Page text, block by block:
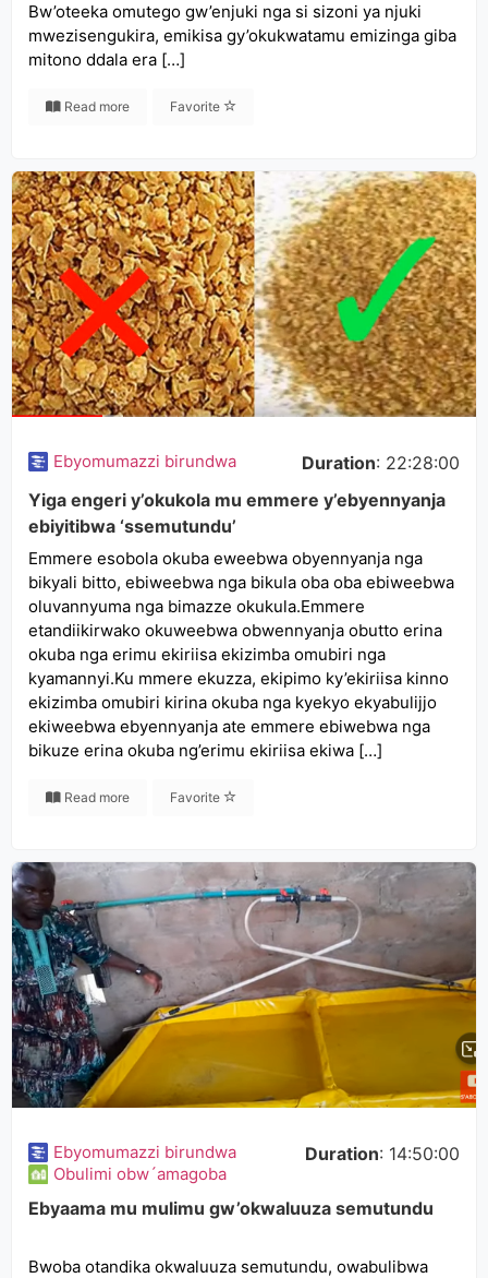
Bw’oteeka omutego gw’enjuki nga si sizoni ya njuki
mwezisengukira, emikisa gy’okukwatamu emizinga giba
mitono ddala era […]
Read more Favorite
Ebyomumazzi birundwa Duration: 22:28:00
Yiga engeri y’okukola mu emmere y’ebyennyanja
ebiyitibwa ‘ssemutundu’
Emmere esobola okuba eweebwa obyennyanja nga
bikyali bitto, ebiweebwa nga bikula oba oba ebiweebwa
oluvannyuma nga bimazze okukula.Emmere
etandiikirwako okuweebwa obwennyanja obutto erina
okuba nga erimu ekiriisa ekizimba omubiri nga
kyamannyi.Ku mmere ekuzza, ekipimo ky’ekiriisa kinno
ekizimba omubiri kirina okuba nga kyekyo ekyabulijjo
ekiweebwa ebyennyanja ate emmere ebiwebwa nga
bikuze erina okuba ng’erimu ekiriisa ekiwa […]
Read more Favorite
Ebyomumazzi birundwa
Obulimi obw´amagoba
Duration: 14:50:00
Ebyaama mu mulimu gw’okwaluuza semutundu
Bwoba otandika okwaluuza semutundu, owabulibwa